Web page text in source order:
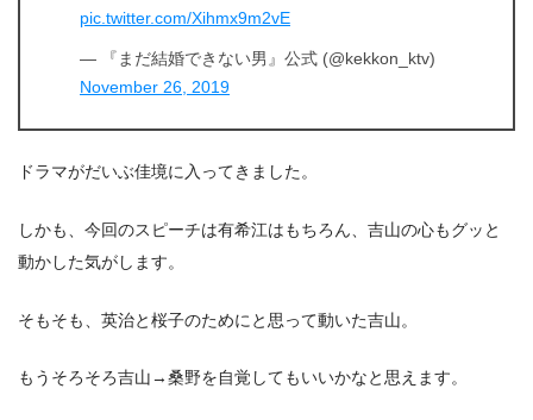
pic.twitter.com/Xihmx9m2vE
— 『まだ結婚できない男』公式 (@kekkon_ktv)
November 26, 2019
ドラマがだいぶ佳境に入ってきました。
しかも、今回のスピーチは有希江はもちろん、吉山の心もグッと
動かした気がします。
そもそも、英治と桜子のためにと思って動いた吉山。
もうそろそろ吉山→桑野を自覚してもいいかなと思えます。